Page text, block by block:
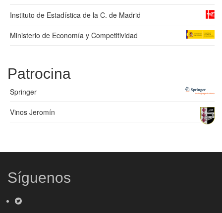
Instituto de Estadística de la C. de Madrid
Ministerio de Economía y Competitividad
Patrocina
Springer
Vinos Jeromín
Síguenos